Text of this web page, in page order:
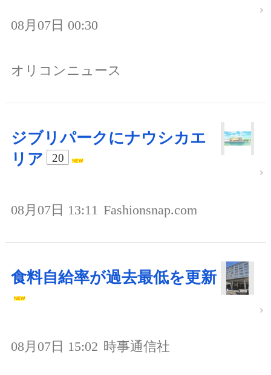
08月07日 00:30
オリコンニュース
ジブリパークにナウシカエ
リア
20
08月07日 13:11 Fashionsnap.com
食料自給率が過去最低を更新
08月07日 15:02 時事通信社